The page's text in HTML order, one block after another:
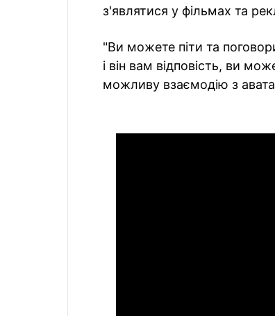
з'являтися у фільмах та
"Ви можете піти та
і він вам відповість, ви
можливу взаємодію з